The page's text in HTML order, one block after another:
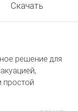
Скачать
решение для